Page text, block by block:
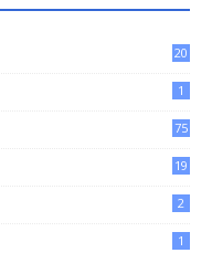
20
1
75
19
2
1